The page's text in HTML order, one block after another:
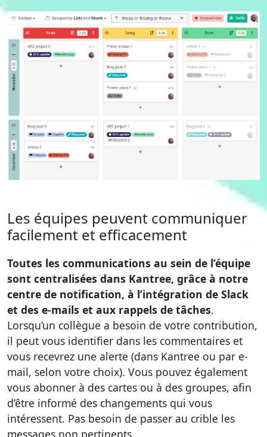
Les équipes peuvent communiquer
facilement et efficacement
Toutes les communications au sein de l’équipe
sont centralisées dans Kantree, grâce à notre
centre de notification, à l’intégration de Slack
et des e-mails et aux rappels de tâches.
Lorsqu’un collègue a besoin de votre contribution,
il peut vous identifier dans les commentaires et
vous recevrez une alerte (dans Kantree ou par e-
mail, selon votre choix). Vous pouvez également
vous abonner à des cartes ou à des groupes, afin
d’être informé des changements qui vous
intéressent. Pas besoin de passer au crible les